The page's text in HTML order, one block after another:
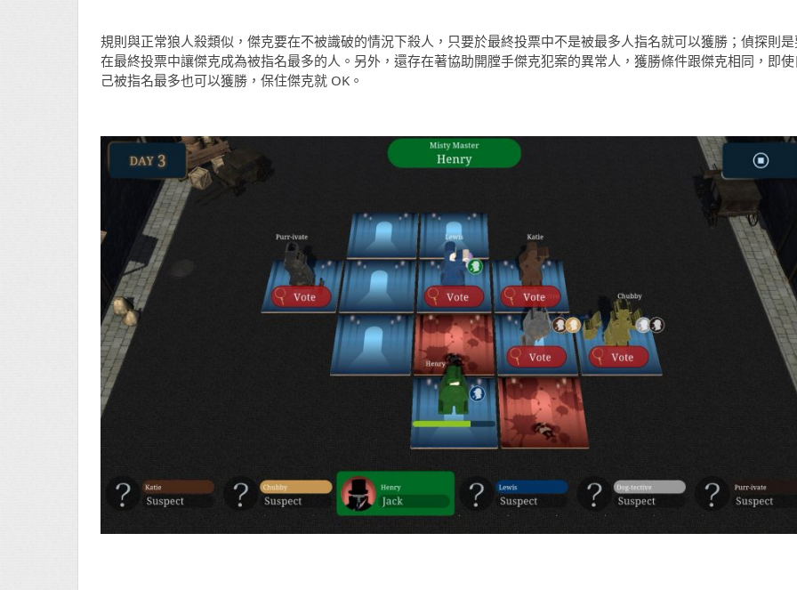
規則與正常狼人殺類似，傑克要在不被識破的情況下殺人，只要於最終投票中不是被最多人指名就可以獲勝；偵探則
在最終投票中讓傑克成為被指名最多的人。另外，還存在著協助開膛手傑克犯案的異常人，獲勝條件跟傑克相同，即
己被指名最多也可以獲勝，保住傑克就 OK。